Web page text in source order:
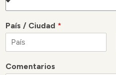
País / Ciudad *
o
m
Comentarios